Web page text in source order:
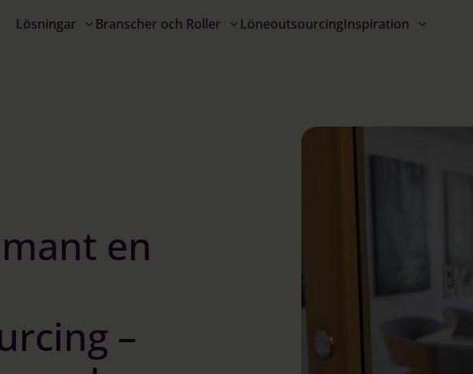
Lösningar Branscher och Roller LöneoutsourcingInspiration
en
–